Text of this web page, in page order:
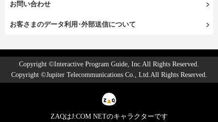
お問い合わせ
お客さまのデータ利用･外部送信について
Copyright ©Interactive Program Guide, Inc.All Rights Reserved.
Copyright ©Jupiter Telecommunications Co., Ltd.All Rights Reserved.
ZAQはJ:COM NETのキャラクターです